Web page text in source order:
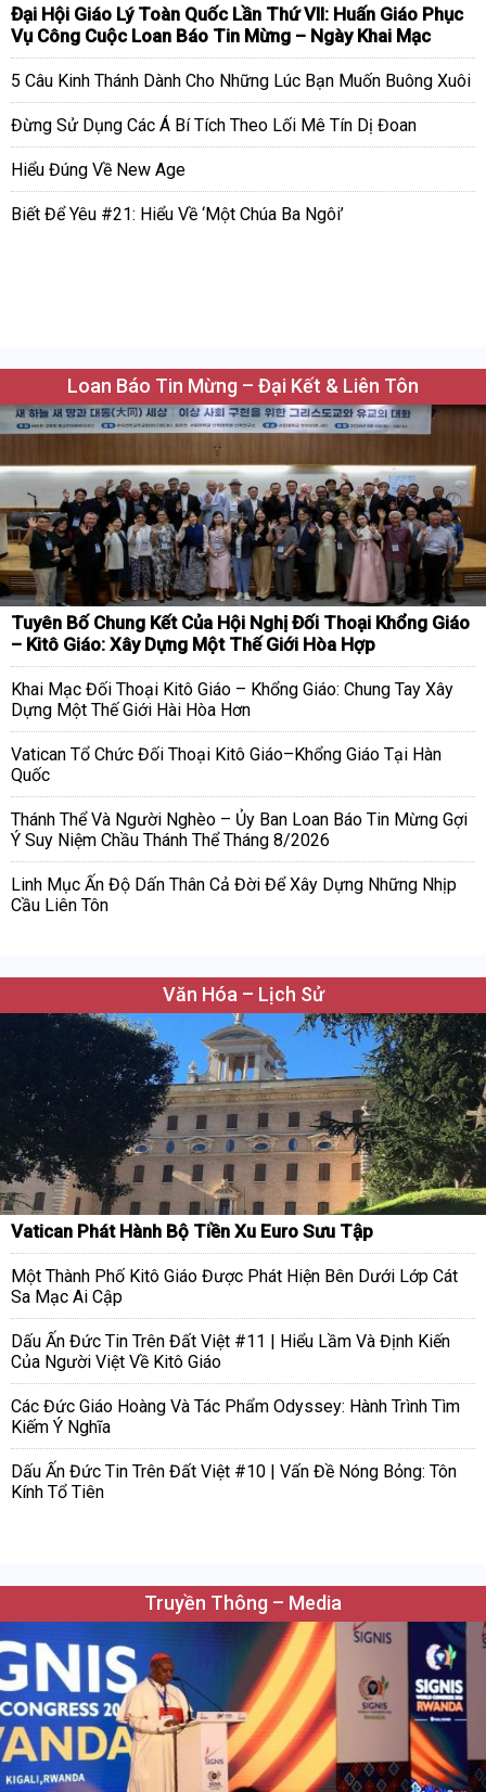
Đại Hội Giáo Lý Toàn Quốc Lần Thứ VII: Huấn Giáo Phục
Vụ Công Cuộc Loan Báo Tin Mừng – Ngày Khai Mạc
5 Câu Kinh Thánh Dành Cho Những Lúc Bạn Muốn Buông Xuôi
Đừng Sử Dụng Các Á Bí Tích Theo Lối Mê Tín Dị Đoan
Hiểu Đúng Về New Age
Biết Để Yêu #21: Hiểu Về ‘Một Chúa Ba Ngôi’
Loan Báo Tin Mừng – Đại Kết & Liên Tôn
Tuyên Bố Chung Kết Của Hội Nghị Đối Thoại Khổng Giáo
– Kitô Giáo: Xây Dựng Một Thế Giới Hòa Hợp
Khai Mạc Đối Thoại Kitô Giáo – Khổng Giáo: Chung Tay Xây
Dựng Một Thế Giới Hài Hòa Hơn
Vatican Tổ Chức Đối Thoại Kitô Giáo–Khổng Giáo Tại Hàn
Quốc
Thánh Thể Và Người Nghèo – Ủy Ban Loan Báo Tin Mừng Gợi
Ý Suy Niệm Chầu Thánh Thể Tháng 8/2026
Linh Mục Ấn Độ Dấn Thân Cả Đời Để Xây Dựng Những Nhịp
Cầu Liên Tôn
Văn Hóa – Lịch Sử
Vatican Phát Hành Bộ Tiền Xu Euro Sưu Tập
Một Thành Phố Kitô Giáo Được Phát Hiện Bên Dưới Lớp Cát
Sa Mạc Ai Cập
Dấu Ấn Đức Tin Trên Đất Việt #11 | Hiểu Lầm Và Định Kiến
Của Người Việt Về Kitô Giáo
Các Đức Giáo Hoàng Và Tác Phẩm Odyssey: Hành Trình Tìm
Kiếm Ý Nghĩa
Dấu Ấn Đức Tin Trên Đất Việt #10 | Vấn Đề Nóng Bỏng: Tôn
Kính Tổ Tiên
Truyền Thông – Media